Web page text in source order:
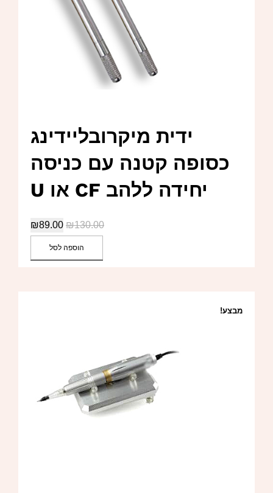
ידית מיקרובליידינג
כסופה קטנה עם כניסה
יחידה ללהב CF או U
₪130.00
₪89.00
הוספה לסל
מבצע!